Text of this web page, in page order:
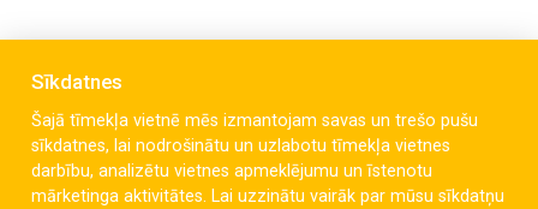
Sīkdatnes
Šajā tīmekļa vietnē mēs izmantojam savas un trešo pušu
sīkdatnes, lai nodrošinātu un uzlabotu tīmekļa vietnes
darbību, analizētu vietnes apmeklējumu un īstenotu
mārketinga aktivitātes. Lai uzzinātu vairāk par mūsu sīkdatņu